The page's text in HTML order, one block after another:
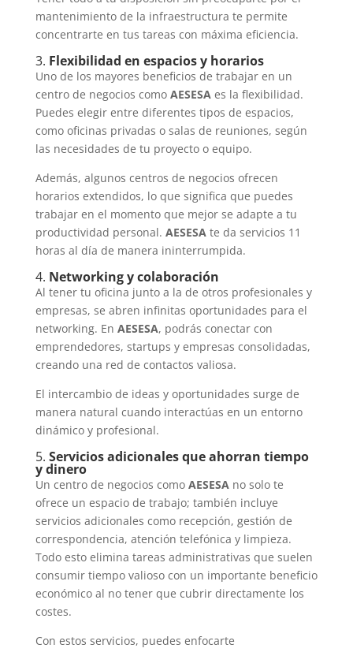
mantenimiento de la infraestructura te permite
concentrarte en tus tareas con máxima eficiencia.
3. Flexibilidad en espacios y horarios
Uno de los mayores beneficios de trabajar en un
centro de negocios como AESESA es la flexibilidad.
Puedes elegir entre diferentes tipos de espacios,
como oficinas privadas o salas de reuniones, según
las necesidades de tu proyecto o equipo.
Además, algunos centros de negocios ofrecen
horarios extendidos, lo que significa que puedes
trabajar en el momento que mejor se adapte a tu
productividad personal. AESESA te da servicios 11
horas al día de manera ininterrumpida.
4. Networking y colaboración
Al tener tu oficina junto a la de otros profesionales y
empresas, se abren infinitas oportunidades para el
networking. En AESESA, podrás conectar con
emprendedores, startups y empresas consolidadas,
creando una red de contactos valiosa.
El intercambio de ideas y oportunidades surge de
manera natural cuando interactúas en un entorno
dinámico y profesional.
5. Servicios adicionales que ahorran tiempo
y dinero
Un centro de negocios como AESESA no solo te
ofrece un espacio de trabajo; también incluye
servicios adicionales como recepción, gestión de
correspondencia, atención telefónica y limpieza.
Todo esto elimina tareas administrativas que suelen
consumir tiempo valioso con un importante beneficio
económico al no tener que cubrir directamente los
costes.
Con estos servicios, puedes enfocarte